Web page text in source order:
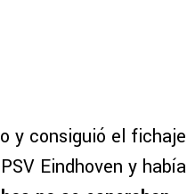
y consiguió el fichaje
Eindhoven y había